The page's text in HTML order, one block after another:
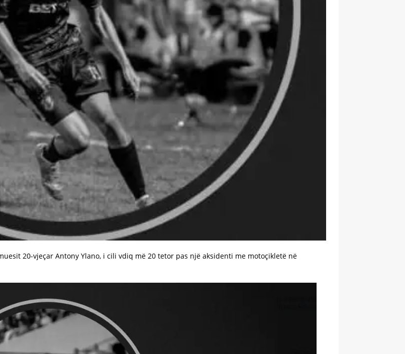
20-vjeçar Antony Ylano, i cili vdiq më 20 tetor pas një aksidenti me motoçikletë në